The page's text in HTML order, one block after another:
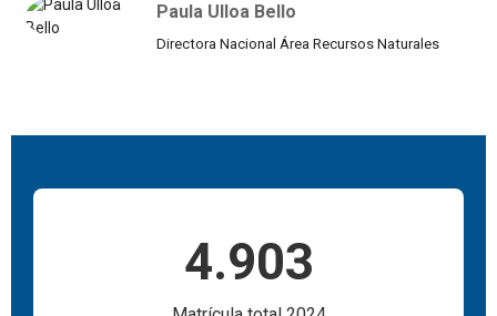
Paula Ulloa Bello
Directora Nacional Área Recursos Naturales
4.903